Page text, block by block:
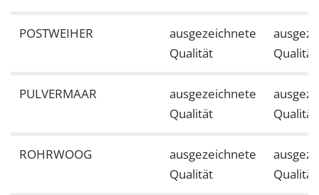
POSTWEIHER
ausgezeichnete
Qualität
Qualität
PULVERMAAR
ausgezeichnete
Qualität
Qualität
ROHRWOOG
ausgezeichnete
Qualität
Qualität